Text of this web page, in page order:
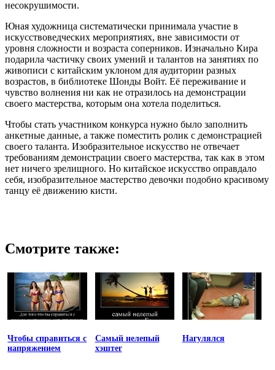
несокрушимости.
Юная художница систематически принимала участие в
искусствоведческих мероприятиях, вне зависимости от
уровня сложности и возраста соперников. Изначально Кира
подарила частичку своих умений и талантов на занятиях по
живописи с китайским уклоном для аудитории разных
возрастов, в библиотеке Шонды Войт. Её переживание и
чувство волнения ни как не отразилось на демонстрации
своего мастерства, которым она хотела поделиться.
Чтобы стать участником конкурса нужно было заполнить
анкетные данные, а также поместить ролик с демонстрацией
своего таланта. Изобразительное искусство не отвечает
требованиям демонстрации своего мастерства, так как в этом
нет ничего зрелищного. Но китайское искусство оправдало
себя, изобразительное мастерство девочки подобно красивому
танцу её движению кисти.
Смотрите также:
Чтобы справиться с
напряжением
Самый нелепый
хэштег
Нагулялся